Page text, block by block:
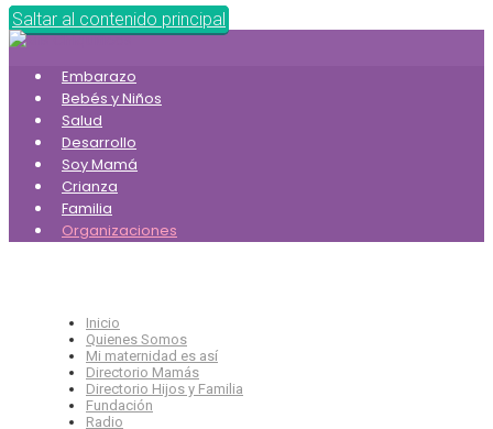
Saltar al contenido principal
Embarazo
Bebés y Niños
Salud
Desarrollo
Soy Mamá
Crianza
Familia
Organizaciones
Inicio
Quienes Somos
Mi maternidad es así
Directorio Mamás
Directorio Hijos y Familia
Fundación
Radio